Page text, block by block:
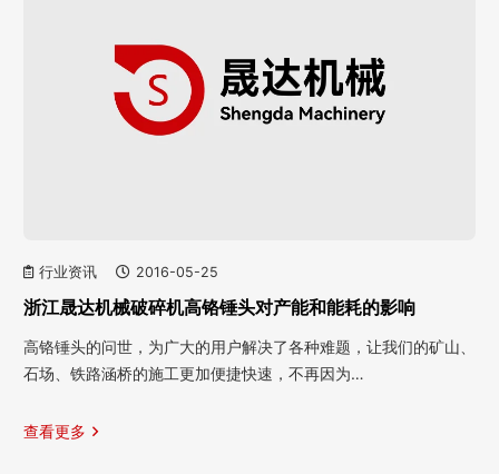
行业资讯 2016-05-25
浙江晟达机械破碎机高铬锤头对产能和能耗的影响
高铬锤头的问世，为广大的用户解决了各种难题，让我们的矿山、
石场、铁路涵桥的施工更加便捷快速，不再因为…
查看更多